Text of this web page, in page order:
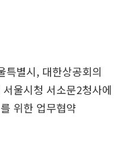
특별시, 대한상공회의
울시청 서소문2청사에
위한 업무협약